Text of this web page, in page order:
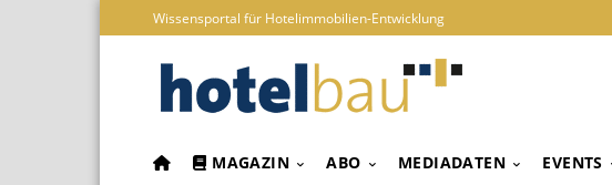
Wissensportal für Hotelimmobilien-Entwicklung
MAGAZIN ABO MEDIADATEN EVENTS